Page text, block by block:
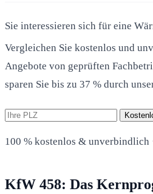
Sie interessieren sich für eine
Vergleichen Sie kostenlos und
Angebote von geprüften
sparen Sie bis zu 37 % durch
100 % kostenlos & unverbindlich
KfW 458: Das